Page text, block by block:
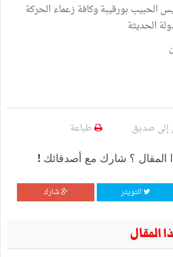
الحبيب بورقيبة وكافة زعماء الحركة
الحديثة
إلى صديق طباعة
المقال ؟ شارك مع أصدقائك !
التويتر شارك
المقال